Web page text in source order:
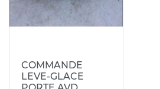
COMMANDE
LEVE-GLACE